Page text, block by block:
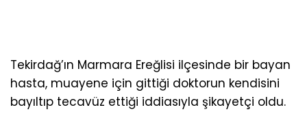
Tekirdağ’ın Marmara Ereğlisi ilçesinde bir bayan
hasta, muayene için gittiği doktorun kendisini
bayıltıp tecavüz ettiği iddiasıyla şikayetçi oldu.